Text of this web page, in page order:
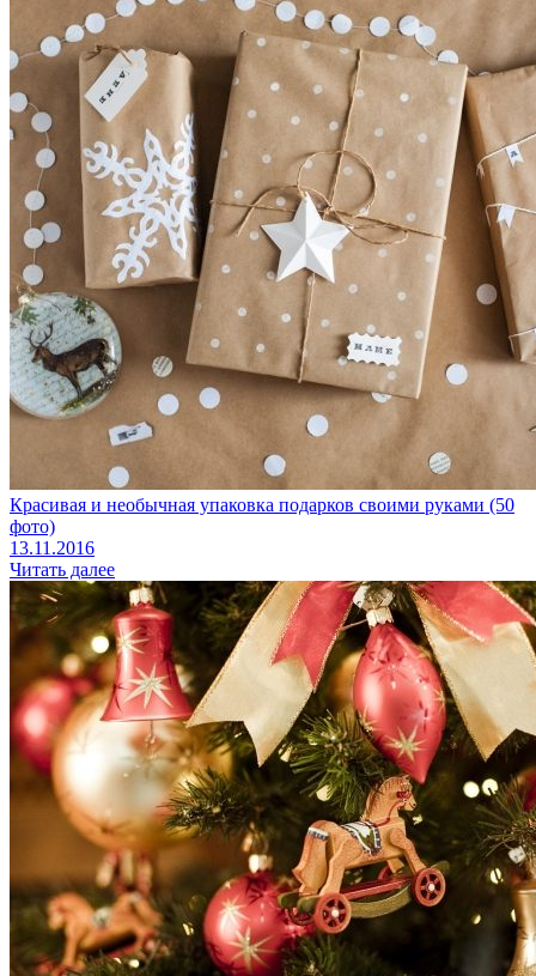
Красивая и необычная упаковка подарков своими руками (50
фото)
13.11.2016
Читать далее